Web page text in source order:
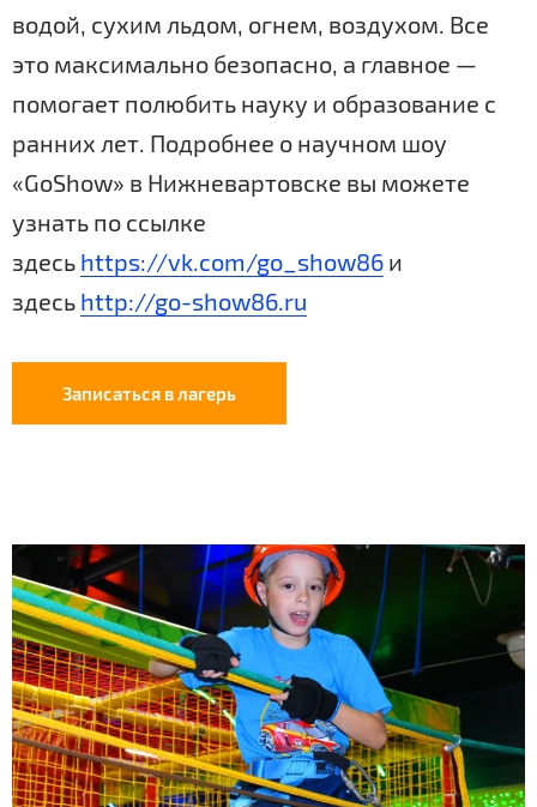
водой, сухим льдом, огнем, воздухом. Все
это максимально безопасно, а главное —
помогает полюбить науку и образование с
ранних лет. Подробнее о научном шоу
«GoShow» в Нижневартовске вы можете
узнать по ссылке
здесь https://vk.com/go_show86 и
здесь http://go-show86.ru
Записаться в лагерь